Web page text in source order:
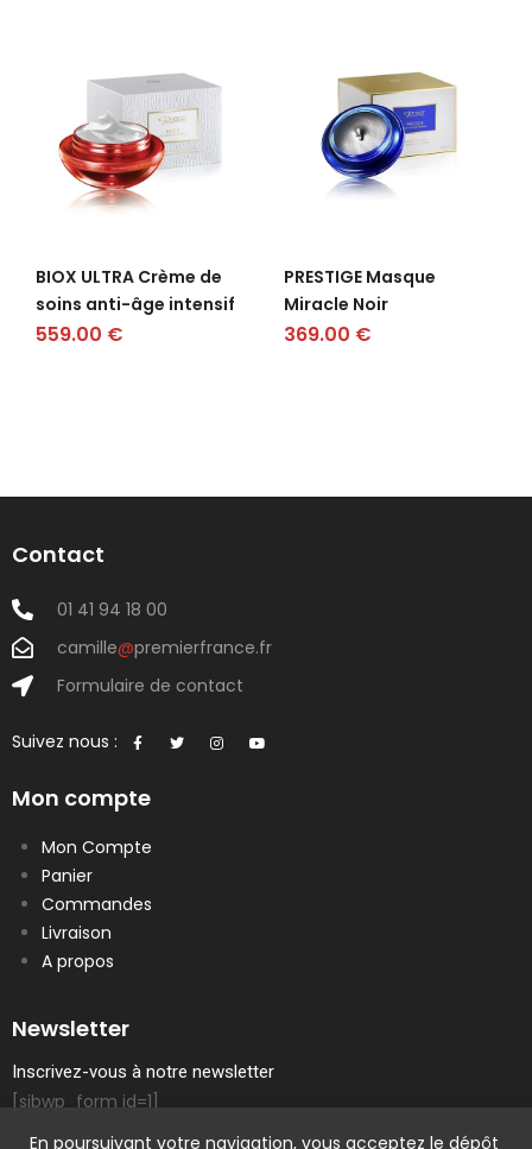
BIOX ULTRA Crème de
soins anti-âge intensif
559.00 €
PRESTIGE Masque
Miracle Noir
369.00 €
Contact
01 41 94 18 00
camille@premierfrance.fr
Formulaire de contact
Suivez nous :
Mon compte
Mon Compte
Panier
Commandes
Livraison
A propos
Newsletter
Inscrivez-vous à notre newsletter
[sibwp_form id=1]
En poursuivant votre navigation, vous acceptez le dépôt